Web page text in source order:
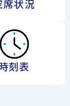
席状況
刻表